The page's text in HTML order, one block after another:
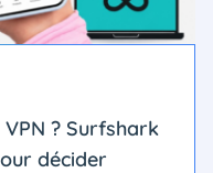
? Surfshark
décider